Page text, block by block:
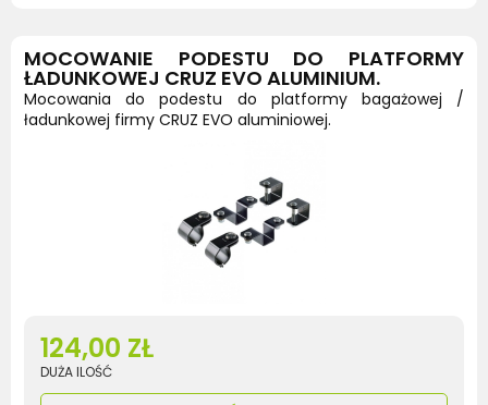
MOCOWANIE PODESTU DO PLATFORMY
ŁADUNKOWEJ CRUZ EVO ALUMINIUM.
Mocowania do podestu do platformy bagażowej /
ładunkowej firmy CRUZ EVO aluminiowej.
124,00 ZŁ
DUŻA ILOŚĆ